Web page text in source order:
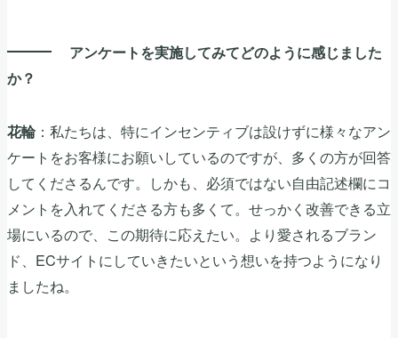
アンケートを実施してみてどのように感じました
か？
花輪：私たちは、特にインセンティブは設けずに様々なアン
ケートをお客様にお願いしているのですが、多くの方が回答
してくださるんです。しかも、必須ではない自由記述欄にコ
メントを入れてくださる方も多くて。せっかく改善できる立
場にいるので、この期待に応えたい。より愛されるブラン
ド、ECサイトにしていきたいという想いを持つようになり
ましたね。